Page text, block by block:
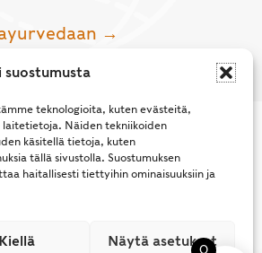
suostumusta
teknologioita, kuten evästeitä,
Näiden tekniikoiden
käsitellä tietoja, kuten
tällä sivustolla. Suostumuksen
haitallisesti tiettyihin ominaisuuksiin ja
Kiellä Näytä asetukset
→
0